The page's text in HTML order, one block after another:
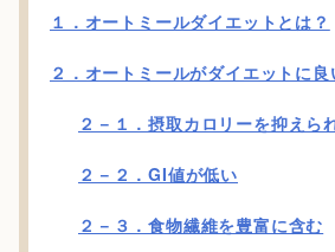
１．オートミールダイエットとは？
２．オートミールがダイエットに良
２－１．摂取カロリーを抑えら
２－２．GI値が低い
２－３．食物繊維を豊富に含む